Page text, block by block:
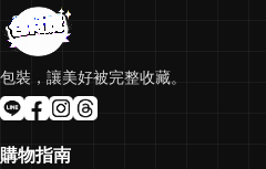
包裝，讓美好被完整收藏。
購物指南